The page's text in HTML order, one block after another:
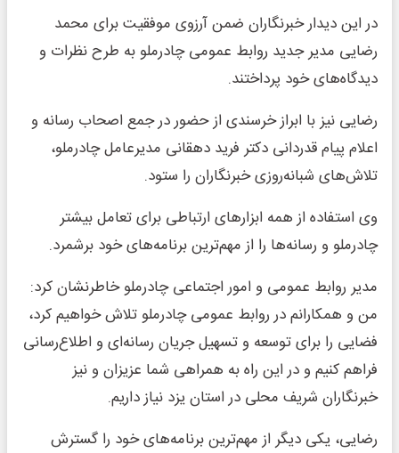
در این دیدار خبرنگاران ضمن آرزوی موفقیت برای محمد
رضایی مدیر جدید روابط عمومی چادرملو به طرح نظرات و
دیدگاه‌های خود پرداختند.
رضایی نیز با ابراز خرسندی از حضور در جمع اصحاب رسانه و
اعلام پیام قدردانی دکتر فرید دهقانی مدیرعامل چادرملو،
تلاش‌های شبانه‌روزی خبرنگاران را ستود.
وی استفاده‌ از همه ابزارهای ارتباطی برای تعامل بیشتر
چادرملو و رسانه‌ها را از مهم‌ترین برنامه‌های خود برشمرد.
مدیر روابط عمومی و امور اجتماعی چادرملو خاطرنشان کرد:
من و همکارانم در روابط عمومی چادرملو تلاش خواهیم کرد،
فضایی را برای توسعه و تسهیل جریان رسانه‌ای و اطلاع‌رسانی
فراهم کنیم و در این راه به همراهی شما عزیزان و نیز
خبرنگاران شریف محلی در استان یزد نیاز داریم.
رضایی، یکی دیگر از مهم‌ترین برنامه‌های خود را گسترش